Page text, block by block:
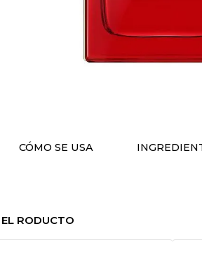
CÓMO SE USA
RODUCTO